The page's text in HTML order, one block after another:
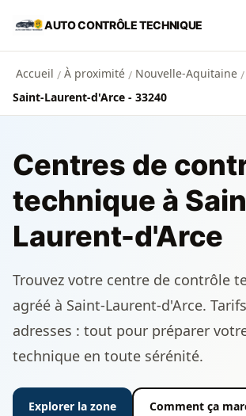
Aller au contenu principal
AUTO CONTRÔLE TECHNIQUE
Accueil / À proximité / Nouvelle-Aquitaine /
Saint-Laurent-d'Arce - 33240
Centres de
technique à
Laurent-d'Arce
Trouvez votre centre de contrôle
agréé à Saint-Laurent-d'Arce.
adresses : tout pour préparer
technique en toute sérénité.
Explorer la zone Comment ça